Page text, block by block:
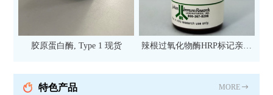
胶原蛋白酶, Type 1 现货
辣根过氧化物酶HRP标记亲和
抗 现货
特色产品 MORE